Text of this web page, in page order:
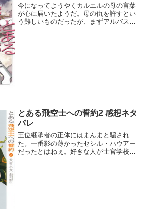
今になってようやくカルエルの母の言葉
が心に届いたようだ。母の仇を許すとい
う難しいものだったが、まずアルバス一
とある飛空士への誓約2 感想ネタ
バレ
王位継承者の正体にはまんまと騙され
た。一番影の薄かったセシル・ハウアー
だったとはねぇ。好きな人が士官学校へ